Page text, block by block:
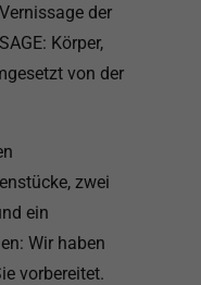
der
Körper,
von der
zwei
ein
Wir haben
vorbereitet.